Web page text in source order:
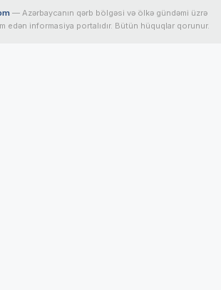
— Azərbaycanın qərb bölgəsi və ölkə gündəmi üzrə
edən informasiya portalıdır. Bütün hüquqlar qorunur.